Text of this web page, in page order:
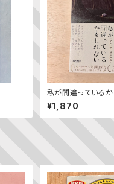
私が間違っている
¥1,870